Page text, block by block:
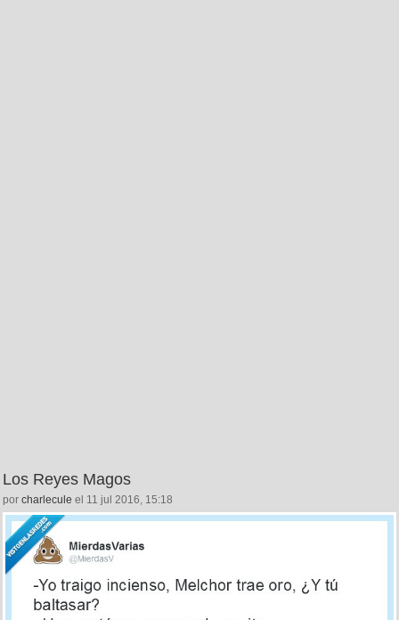
Los Reyes Magos
por charlecule el 11 jul 2016, 15:18